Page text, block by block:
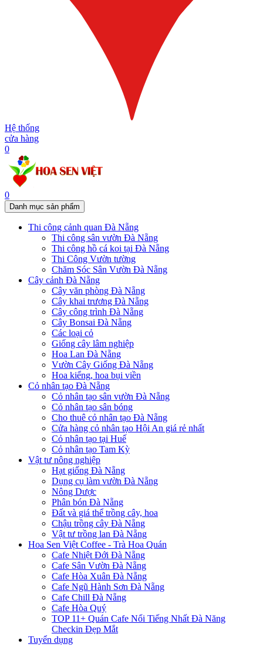
Hệ thống
cửa hàng
0
0
Danh mục sản phẩm
Thi công cảnh quan Đà Nẵng
Thi công sân vườn Đà Nẵng
Thi công hồ cá koi tại Đà Nẵng
Thi Công Vườn tường
Chăm Sóc Sân Vườn Đà Nẵng
Cây cảnh Đà Nẵng
Cây văn phòng Đà Nẵng
Cây khai trương Đà Nẵng
Cây công trình Đà Nẵng
Cây Bonsai Đà Nẵng
Các loại cỏ
Giống cây lâm nghiệp
Hoa Lan Đà Nẵng
Vườn Cây Giống Đà Nẵng
Hoa kiểng, hoa bụi viền
Cỏ nhân tạo Đà Nẵng
Cỏ nhân tạo sân vườn Đà Nẵng
Cỏ nhân tạo sân bóng
Cho thuê cỏ nhân tạo Đà Nẵng
Cửa hàng cỏ nhân tạo Hội An giá rẻ nhất
Cỏ nhân tạo tại Huế
Cỏ nhân tạo Tam Kỳ
Vật tư nông nghiệp
Hạt giống Đà Nẵng
Dụng cụ làm vườn Đà Nẵng
Nông Dược
Phân bón Đà Nẵng
Đất và giá thể trồng cây, hoa
Chậu trồng cây Đà Nẵng
Vật tư trồng lan Đà Nẵng
Hoa Sen Việt Coffee - Trà Hoa Quán
Cafe Nhiệt Đới Đà Nẵng
Cafe Sân Vườn Đà Nẵng
Cafe Hòa Xuân Đà Nẵng
Cafe Ngũ Hành Sơn Đà Nẵng
Cafe Chill Đà Nẵng
Cafe Hòa Quý
TOP 11+ Quán Cafe Nổi Tiếng Nhất Đà Năng
Checkin Đẹp Mắt
Tuyển dụng